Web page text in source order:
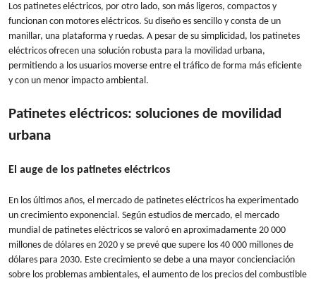
Los patinetes eléctricos, por otro lado, son más ligeros, compactos y
funcionan con motores eléctricos. Su diseño es sencillo y consta de un
manillar, una plataforma y ruedas. A pesar de su simplicidad, los patinetes
eléctricos ofrecen una solución robusta para la movilidad urbana,
permitiendo a los usuarios moverse entre el tráfico de forma más eficiente
y con un menor impacto ambiental.
Patinetes eléctricos: soluciones de movilidad
urbana
El auge de los patinetes eléctricos
En los últimos años, el mercado de patinetes eléctricos ha experimentado
un crecimiento exponencial. Según estudios de mercado, el mercado
mundial de patinetes eléctricos se valoró en aproximadamente 20 000
millones de dólares en 2020 y se prevé que supere los 40 000 millones de
dólares para 2030. Este crecimiento se debe a una mayor concienciación
sobre los problemas ambientales, el aumento de los precios del combustible